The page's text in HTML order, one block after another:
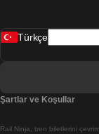
Rail Ninja, tren biletlerini
Türkçe
Şartlar ve Koşullar